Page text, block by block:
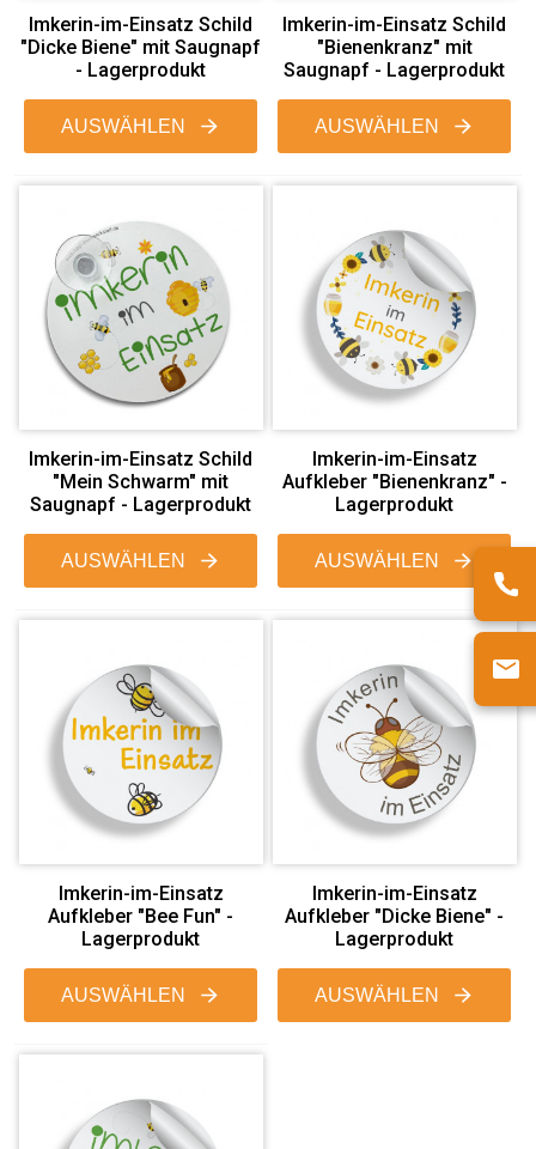
Imkerin-im-Einsatz Schild
"Dicke Biene" mit Saugnapf
- Lagerprodukt
AUSWÄHLEN
Imkerin-im-Einsatz Schild
"Bienenkranz" mit
Saugnapf - Lagerprodukt
AUSWÄHLEN
Imkerin-im-Einsatz Schild
"Mein Schwarm" mit
Saugnapf - Lagerprodukt
AUSWÄHLEN
Imkerin-im-Einsatz
Aufkleber "Bienenkranz" -
Lagerprodukt
AUSWÄHLEN
Imkerin-im-Einsatz
Aufkleber "Bee Fun" -
Lagerprodukt
AUSWÄHLEN
Imkerin-im-Einsatz
Aufkleber "Dicke Biene" -
Lagerprodukt
AUSWÄHLEN